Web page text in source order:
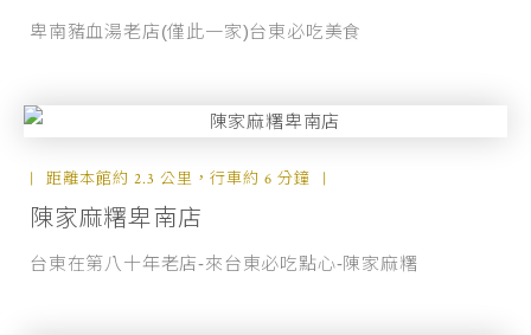
卑南豬血湯老店(僅此一家)台東必吃美食
距離本館約 2.3 公里，行車約 6 分鐘
陳家麻糬卑南店
台東在第八十年老店-來台東必吃點心-陳家麻糬